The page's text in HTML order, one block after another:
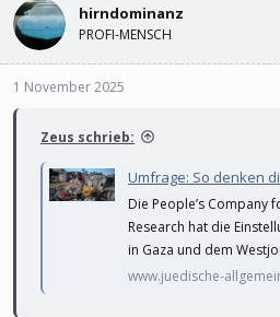
hirndominanz
PROFI-MENSCH
1 November 2025
Zeus schrieb:
Umfrage: So denken die
Die People’s Company
Research hat die
in Gaza und dem
www.juedische-